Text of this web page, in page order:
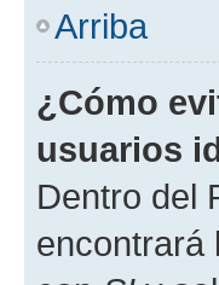
Arriba
¿Cómo
usuarios
Dentro del
encontrará